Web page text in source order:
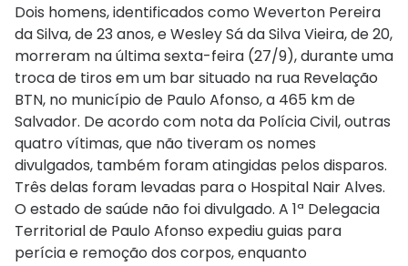
Dois homens, identificados como Weverton Pereira
da Silva, de 23 anos, e Wesley Sá da Silva Vieira, de 20,
morreram na última sexta-feira (27/9), durante uma
troca de tiros em um bar situado na rua Revelação
BTN, no município de Paulo Afonso, a 465 km de
Salvador. De acordo com nota da Polícia Civil, outras
quatro vítimas, que não tiveram os nomes
divulgados, também foram atingidas pelos disparos.
Três delas foram levadas para o Hospital Nair Alves.
O estado de saúde não foi divulgado. A 1ª Delegacia
Territorial de Paulo Afonso expediu guias para
perícia e remoção dos corpos, enquanto